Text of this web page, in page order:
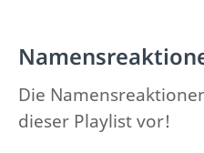
Die
dieser Playlist vor!